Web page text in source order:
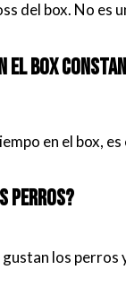
del box. No es
EL BOX
en el box,
PERROS?
los